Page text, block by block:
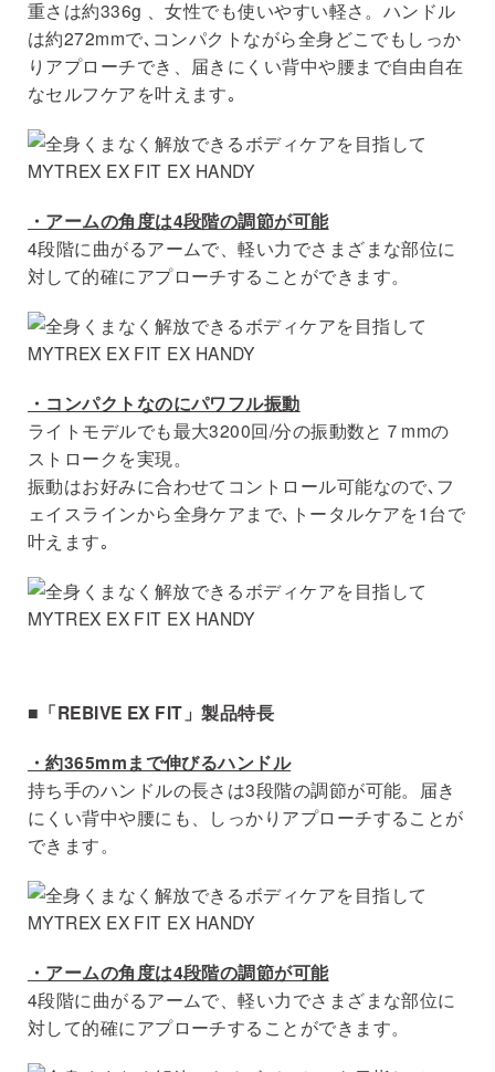
重さは約336g 、女性でも使いやすい軽さ。ハンドル
は約272mmで､コンパクトながら全身どこでもしっか
りアプローチでき、届きにくい背中や腰まで自由自在
なセルフケアを叶えます｡
・アームの角度は4段階の調節が可能
4段階に曲がるアームで、軽い力でさまざまな部位に
対して的確にアプローチすることができます。
・コンパクトなのにパワフル振動
ライトモデルでも最大3200回/分の振動数と７mmの
ストロークを実現。
振動はお好みに合わせてコントロール可能なので､フ
ェイスラインから全身ケアまで､トータルケアを1台で
叶えます｡
■「REBIVE EX FIT」製品特長
・約365mmまで伸びるハンドル
持ち手のハンドルの長さは3段階の調節が可能。届き
にくい背中や腰にも、しっかりアプローチすることが
できます。
・アームの角度は4段階の調節が可能
4段階に曲がるアームで、軽い力でさまざまな部位に
対して的確にアプローチすることができます。